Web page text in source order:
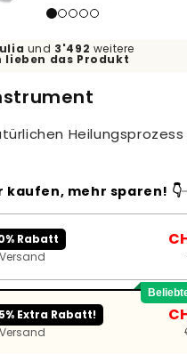
und 3'492 weitere
lieben das Produkt
kaufen, mehr sparen! 👇
Rabatt
Extra Rabatt!